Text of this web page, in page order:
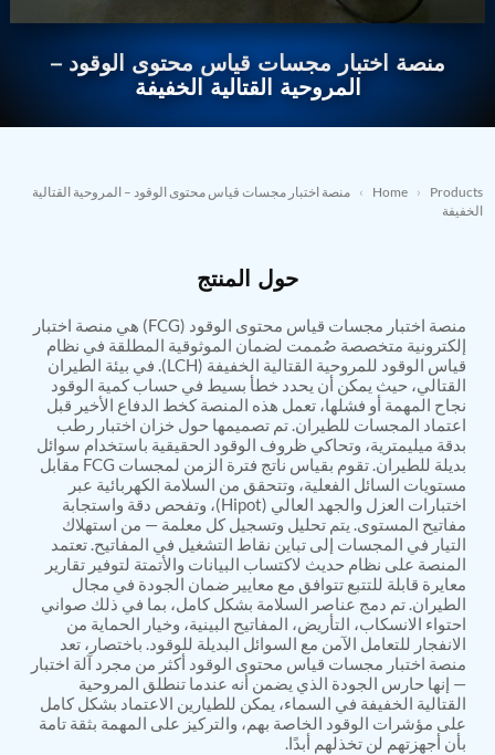
Nitrogen Generating Storage and Distribution
System-UGSSN2
Dynamic Snubber Shock Arrestor Test Facility
Rotor Dynamics Test Facility
Starter Generator Test Rig
Computerized Control Universal Brake Test Bench
Aerospace Nozzle Flow Test Bench
Aerospace Pressure and Leak Test Rig
Computerized Microprocessor Controlled Dv Test
Bench
Computerized Based Test Bench For Panel
Mounted Brake System For Lhb Coaches
Pressure Cycle Test System
PSA Oxygen Generation Plant-500 LPM
PSA Oxygen Generation Plant-200 LPM
Fuel Injection Pump Test Bench
PSA Nitrogen Generation Plant
Dual Hydraulic Test System
Hydraulic Damper Test Bench Manufacturer
1000 Bar Hydraulic Proof Pressure Test Bench
Drive And Control Automation System
Main Rotor Actuator Test Rig
BMP Pump Test Rig
Refrigeration System
Heavy Duty Automatic Single Row Weapon
Disposal System
Automatic Volumetric Expansion Test System
Modern Universal Automatic Test Equipment
منصة اختبار مجسات قياس محتوى الوقود –
المروحية القتالية الخفيفة
Home › Products
› منصة اختبار مجسات قياس محتوى الوقود – المروحية القتالية
الخفيفة
حول المنتج
منصة اختبار مجسات قياس محتوى الوقود (FCG) هي منصة اختبار
إلكترونية متخصصة صُممت لضمان الموثوقية المطلقة في نظام
قياس الوقود للمروحية القتالية الخفيفة (LCH). في بيئة الطيران
القتالي، حيث يمكن أن يحدد خطأ بسيط في حساب كمية الوقود
نجاح المهمة أو فشلها، تعمل هذه المنصة كخط الدفاع الأخير قبل
اعتماد المجسات للطيران. تم تصميمها حول خزان اختبار رطب
بدقة ميليمترية، وتحاكي ظروف الوقود الحقيقية باستخدام سوائل
بديلة للطيران. تقوم بقياس ناتج فترة الزمن لمجسات FCG مقابل
مستويات السائل الفعلية، وتتحقق من السلامة الكهربائية عبر
اختبارات العزل والجهد العالي (Hipot)، وتفحص دقة واستجابة
مفاتيح المستوى. يتم تحليل وتسجيل كل معلمة — من استهلاك
التيار في المجسات إلى تباين نقاط التشغيل في المفاتيح. تعتمد
المنصة على نظام حديث لاكتساب البيانات والأتمتة لتوفير تقارير
معايرة قابلة للتتبع تتوافق مع معايير ضمان الجودة في مجال
الطيران. تم دمج عناصر السلامة بشكل كامل، بما في ذلك صواني
احتواء الانسكاب، التأريض، المفاتيح البينية، وخيار الحماية من
الانفجار للتعامل الآمن مع السوائل البديلة للوقود. باختصار، تعد
منصة اختبار مجسات قياس محتوى الوقود أكثر من مجرد آلة اختبار
— إنها حارس الجودة الذي يضمن أنه عندما تنطلق المروحية
القتالية الخفيفة في السماء، يمكن للطيارين الاعتماد بشكل كامل
على مؤشرات الوقود الخاصة بهم، والتركيز على المهمة بثقة تامة
بأن أجهزتهم لن تخذلهم أبدًا.
GSE / GHE
Contact Sales
About REQUEST A QUOTE
→